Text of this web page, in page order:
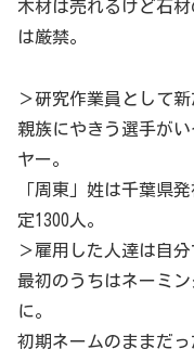
木材は売れるけど石
は厳禁。
＞研究作業員として
親族にやきう選手が
ヤー。
「周東」姓は千葉県
定1300人。
＞雇用した人達は自
最初のうちはネーミ
に。
初期ネームのままだ